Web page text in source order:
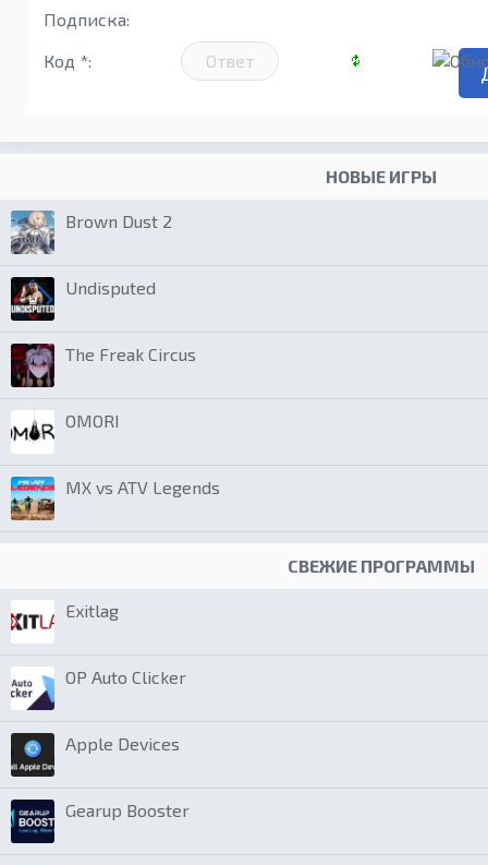
Подписка:
Код *:
НОВЫЕ ИГРЫ
Brown Dust 2
Undisputed
The Freak Circus
OMORI
MX vs ATV Legends
СВЕЖИЕ ПРОГРАММЫ
Exitlag
OP Auto Clicker
Apple Devices
Gearup Booster